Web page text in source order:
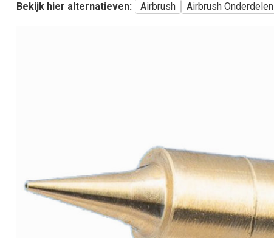
Bekijk hier alternatieven: Airbrush Airbrush Onderdelen